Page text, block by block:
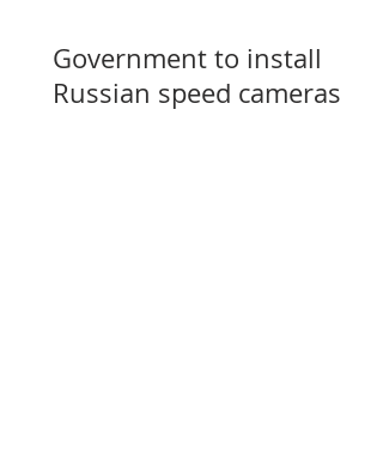
Government to install
Russian speed cameras